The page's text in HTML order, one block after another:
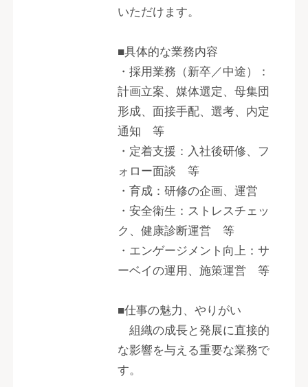
いただけます。
■具体的な業務内容
・採用業務（新卒／中途）：
計画立案、媒体選定、母集団
形成、面接手配、選考、内定
通知 等
・定着支援：入社後研修、フ
ォロー面談 等
・育成：研修の企画、運営
・安全衛生：ストレスチェッ
ク、健康診断運営 等
・エンゲージメント向上：サ
ーベイの運用、施策運営 等
■仕事の魅力、やりがい
組織の成長と発展に直接的
な影響を与える重要な業務で
す。